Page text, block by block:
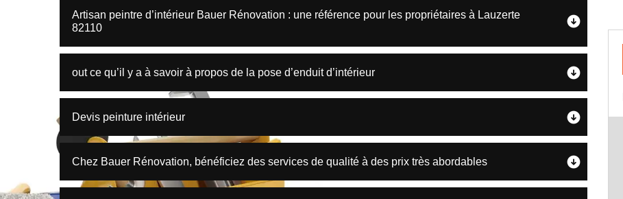
Artisan peintre d’intérieur Bauer Rénovation : une référence pour les propriétaires à Lauzerte
82110
out ce qu’il y a à savoir à propos de la pose d’enduit d’intérieur
Devis peinture intérieur
Chez Bauer Rénovation, bénéficiez des services de qualité à des prix très abordables